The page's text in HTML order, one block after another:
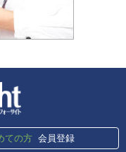
ての方 会員登録